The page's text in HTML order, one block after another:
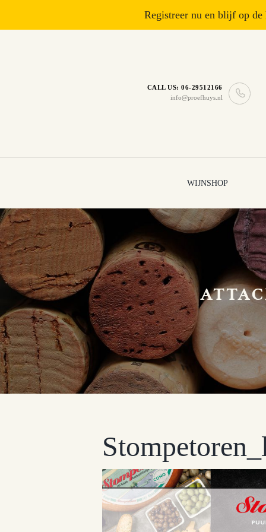
CALL US: 06-29512166
info@proefhuys.nl
WIJNSHOP
Registreer nu en blijf op de